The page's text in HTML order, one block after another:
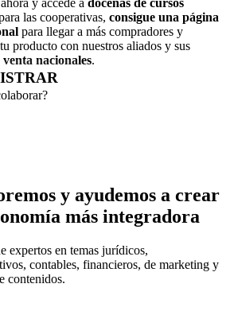
las cooperativas, consigue una página
para llegar a más compradores y
producto con nuestros aliados y sus
nacionales.
y ayudemos a crear
más integradora
expertos en temas jurídicos,
contables, financieros, de marketing y
contenidos.